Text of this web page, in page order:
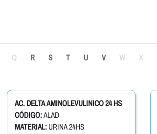
Q R S T U V W X
AC. DELTA AMINOLEVULINICO 24 HS
CÓDIGO:ALAD
MATERIAL: URINA 24HS